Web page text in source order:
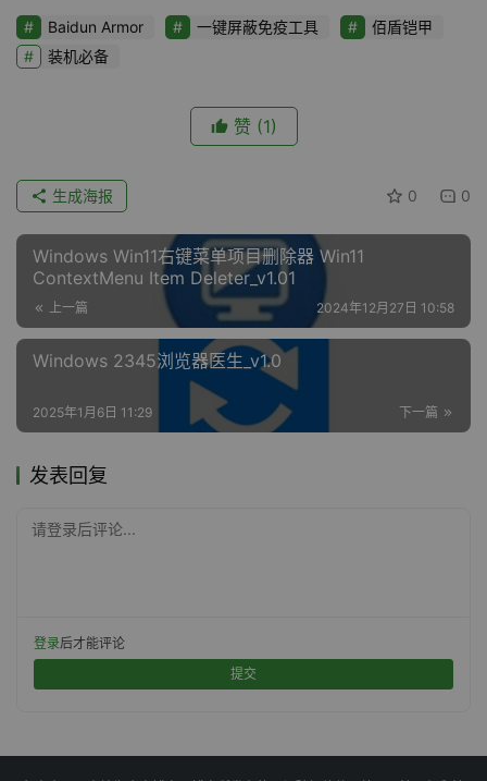
Baidun Armor 一键屏蔽免疫工具
佰盾铠甲
装机必备
赞 (1)
0 0
生成海报
Windows Win11右键菜单项目删除器 Win11
ContextMenu Item Deleter_v1.01
上一篇 2024年12月27日 10:58
Windows 2345浏览器医生_v1.0
下一篇
2025年1月6日 11:29
发表回复
请登录后评论...
登录后才能评论
提交